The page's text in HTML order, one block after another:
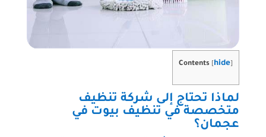
Contents hide
لماذا تحتاج إلى شركة تنظيف
متخصصة في تنظيف بيوت في
عجمان؟